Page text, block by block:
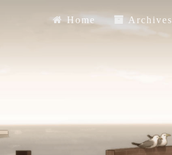
Home Archives